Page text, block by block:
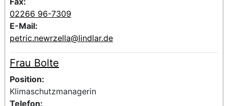
02266 96-7309
E-Mail:
petric.newrzella@lindlar.de
Beschreibung der zuständigen Kontaktperson Frau Bolte
Voller Name:
Frau Bolte
Position:
Klimaschutzmanagerin
Telefon: